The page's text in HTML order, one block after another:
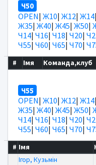
Ч50
OPEN| Ж10| Ж12| Ж14|
Ж35| Ж40| Ж45| Ж50|
Ч14| Ч16| Ч18| Ч20|
Ч55| Ч60| Ч65| Ч70|
# Імя Команда,клуб
Ч55
OPEN| Ж10| Ж12| Ж14|
Ж35| Ж40| Ж45| Ж50|
Ч14| Ч16| Ч18| Ч20|
Ч55| Ч60| Ч65| Ч70|
# Імя
Ігор, Кузьмін